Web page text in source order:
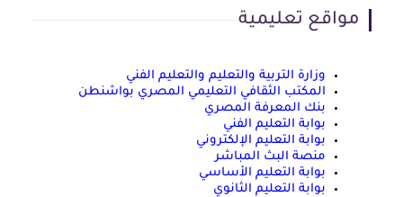
مواقع تعليمية
وزارة التربية والتعليم والتعليم الفني
المكتب الثقافي التعليمي المصري بواشنطن
بنك المعرفة المصري
بوابة التعليم الفني
بوابة التعليم الإلكتروني
منصة البث المباشر
بوابة التعليم الأساسي
بوابة التعليم الثانوي